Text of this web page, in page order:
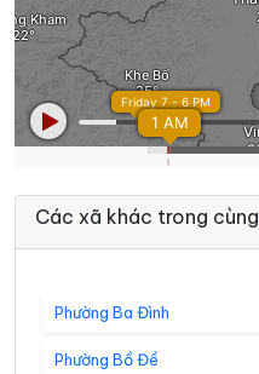
Các xã khác trong
Phường Ba Đình
Phường Bồ Đề